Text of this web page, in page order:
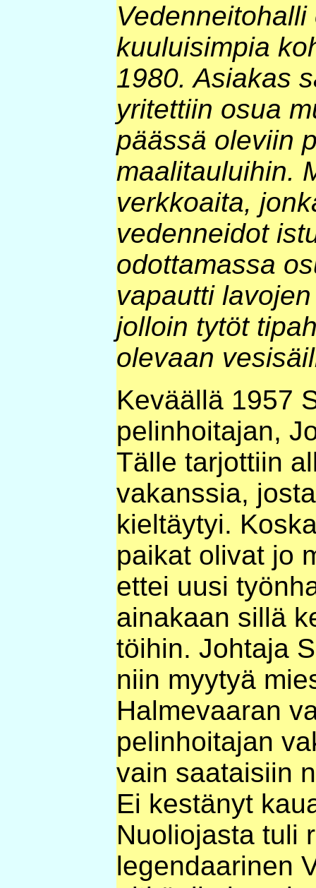
kuuluisimpia
1980. Asiakas
yritettiin osua
päässä oleviin
maalitauluihin.
verkkoaita,
vedenneidot
odottamassa
vapautti
jolloin tytöt
olevaan
Keväällä 1957
pelinhoitajan,
Tälle tarjottiin
vakanssia,
kieltäytyi.
paikat olivat jo
ettei uusi
ainakaan sillä
töihin. Johtaja
niin myytyä
Halmevaaran
pelinhoitajan
vain saataisiin
Ei kestänyt
Nuoliojasta tuli
legendaarinen